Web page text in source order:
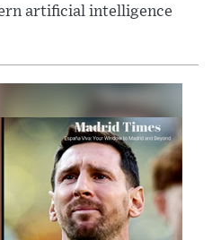
artificial intelligence